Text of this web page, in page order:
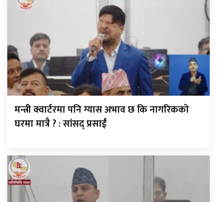
मन्त्री क्वार्टरमा पनि ग्यास अभाव छ कि नागरिकको
घरमा मात्रै ? : सांसद् प्रसाईं